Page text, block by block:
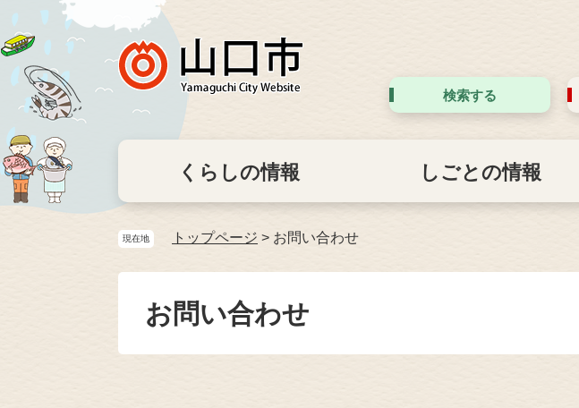
検索する
くらしの情報 しごとの情報
現在地 トップページ > お問い合わせ
お問い合わせ